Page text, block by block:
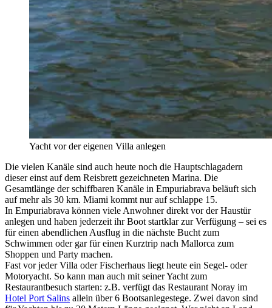
Yacht vor der eigenen Villa anlegen
Die vielen Kanäle sind auch heute noch die Hauptschlagadern
dieser einst auf dem Reisbrett gezeichneten Marina. Die
Gesamtlänge der schiffbaren Kanäle in Empuriabrava beläuft sich
auf mehr als 30 km. Miami kommt nur auf schlappe 15.
In Empuriabrava können viele Anwohner direkt vor der Haustür
anlegen und haben jederzeit ihr Boot startklar zur Verfügung – sei es
für einen abendlichen Ausflug in die nächste Bucht zum
Schwimmen oder gar für einen Kurztrip nach Mallorca zum
Shoppen und Party machen.
Fast vor jeder Villa oder Fischerhaus liegt heute ein Segel- oder
Motoryacht. So kann man auch mit seiner Yacht zum
Restaurantbesuch starten: z.B. verfügt das Restaurant Noray im
Hotel Port Salins allein über 6 Bootsanlegestege. Zwei davon sind